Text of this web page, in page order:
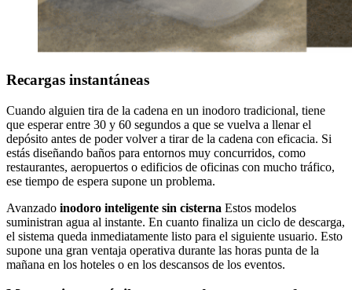
Recargas instantáneas
Cuando alguien tira de la cadena en un inodoro tradicional, tiene
que esperar entre 30 y 60 segundos a que se vuelva a llenar el
depósito antes de poder volver a tirar de la cadena con eficacia. Si
estás diseñando baños para entornos muy concurridos, como
restaurantes, aeropuertos o edificios de oficinas con mucho tráfico,
ese tiempo de espera supone un problema.
Avanzado inodoro inteligente sin cisterna Estos modelos
suministran agua al instante. En cuanto finaliza un ciclo de descarga,
el sistema queda inmediatamente listo para el siguiente usuario. Esto
supone una gran ventaja operativa durante las horas punta de la
mañana en los hoteles o en los descansos de los eventos.